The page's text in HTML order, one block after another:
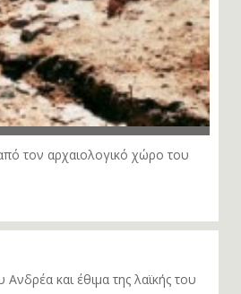
τον αρχαιολογικό χώρο του